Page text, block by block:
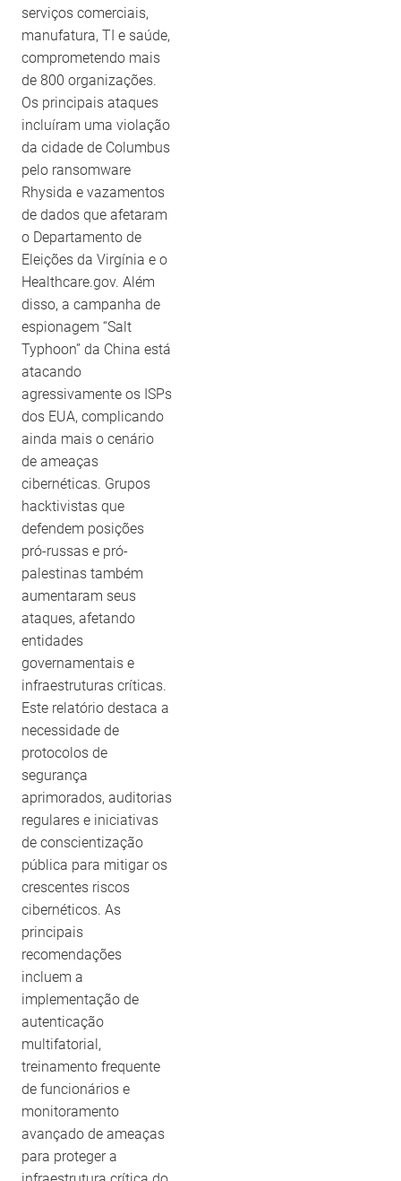
serviços comerciais,
manufatura, TI e saúde,
comprometendo mais
de 800 organizações.
Os principais ataques
incluíram uma violação
da cidade de Columbus
pelo ransomware
Rhysida e vazamentos
de dados que afetaram
o Departamento de
Eleições da Virgínia e o
Healthcare.gov. Além
disso, a campanha de
espionagem “Salt
Typhoon” da China está
atacando
agressivamente os ISPs
dos EUA, complicando
ainda mais o cenário
de ameaças
cibernéticas. Grupos
hacktivistas que
defendem posições
pró-russas e pró-
palestinas também
aumentaram seus
ataques, afetando
entidades
governamentais e
infraestruturas críticas.
Este relatório destaca a
necessidade de
protocolos de
segurança
aprimorados, auditorias
regulares e iniciativas
de conscientização
pública para mitigar os
crescentes riscos
cibernéticos. As
principais
recomendações
incluem a
implementação de
autenticação
multifatorial,
treinamento frequente
de funcionários e
monitoramento
avançado de ameaças
para proteger a